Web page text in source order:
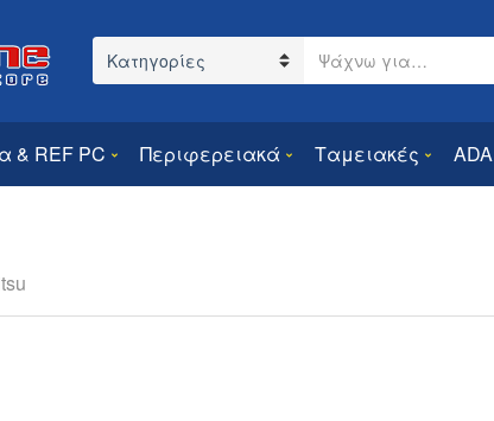
Category name
Search text
& REF PC Περιφερειακά Ταμειακές ADA